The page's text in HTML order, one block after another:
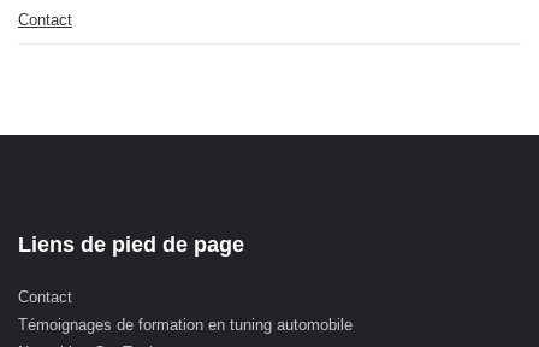
Contact
Liens de pied de page
Contact
Témoignages de formation en tuning automobile